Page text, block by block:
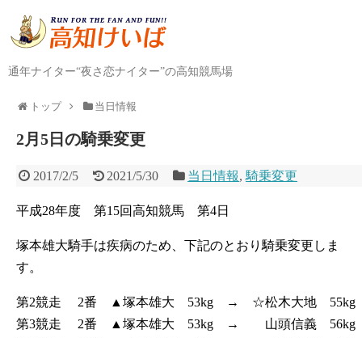
通年ナイター“夜さ恋ナイター”の高知競馬場
トップ 当日情報
2月5日の騎乗変更
2017/2/5 2021/5/30 当日情報,騎乗変更
平成28年度 第15回高知競馬 第4日
塚本雄大騎手は疾病のため、下記のとおり騎乗変更しま
す。
第2競走 2番 ▲塚本雄大 53kg → ☆松木大地 55kg
第3競走 2番 ▲塚本雄大 53kg → 山頭信義 56kg